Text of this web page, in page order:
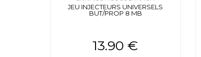
JEU INJECTEURS UNIVERSELS
BUT/PROP 8 MB
13.90 €